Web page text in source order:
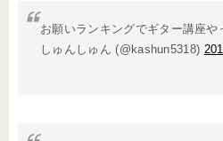
お願いランキングでギター講座
しゅんしゅん (@kashun5318)